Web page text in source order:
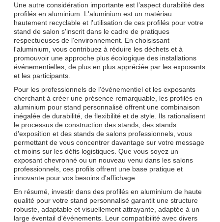
Une autre considération importante est l’aspect durabilité des
profilés en aluminium. L'aluminium est un matériau
hautement recyclable et l'utilisation de ces profilés pour votre
stand de salon s'inscrit dans le cadre de pratiques
respectueuses de l'environnement. En choisissant
l'aluminium, vous contribuez à réduire les déchets et à
promouvoir une approche plus écologique des installations
événementielles, de plus en plus appréciée par les exposants
et les participants.
Pour les professionnels de l'événementiel et les exposants
cherchant à créer une présence remarquable, les profilés en
aluminium pour stand personnalisé offrent une combinaison
inégalée de durabilité, de flexibilité et de style. Ils rationalisent
le processus de construction des stands, des stands
d'exposition et des stands de salons professionnels, vous
permettant de vous concentrer davantage sur votre message
et moins sur les défis logistiques. Que vous soyez un
exposant chevronné ou un nouveau venu dans les salons
professionnels, ces profils offrent une base pratique et
innovante pour vos besoins d'affichage.
En résumé, investir dans des profilés en aluminium de haute
qualité pour votre stand personnalisé garantit une structure
robuste, adaptable et visuellement attrayante, adaptée à un
large éventail d'événements. Leur compatibilité avec divers